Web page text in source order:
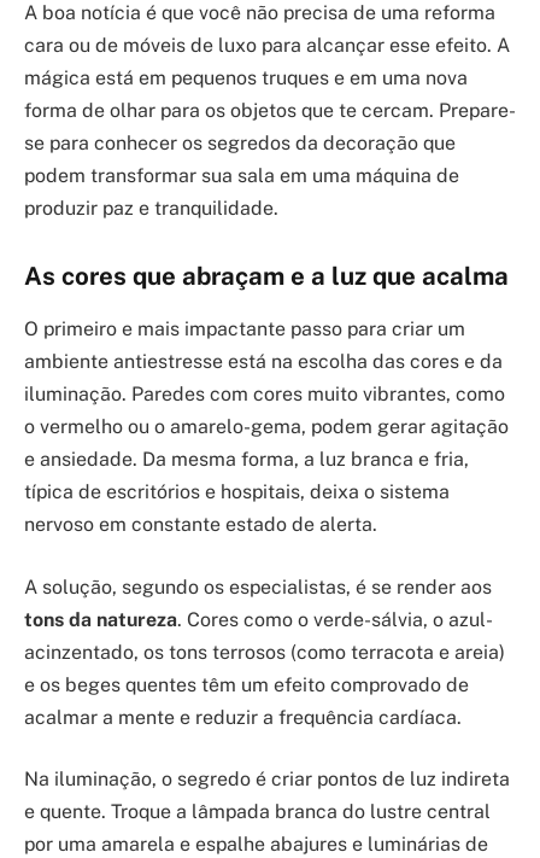
A boa notícia é que você não precisa de uma reforma
cara ou de móveis de luxo para alcançar esse efeito. A
mágica está em pequenos truques e em uma nova
forma de olhar para os objetos que te cercam. Prepare-
se para conhecer os segredos da decoração que
podem transformar sua sala em uma máquina de
produzir paz e tranquilidade.
As cores que abraçam e a luz que acalma
O primeiro e mais impactante passo para criar um
ambiente antiestresse está na escolha das cores e da
iluminação. Paredes com cores muito vibrantes, como
o vermelho ou o amarelo-gema, podem gerar agitação
e ansiedade. Da mesma forma, a luz branca e fria,
típica de escritórios e hospitais, deixa o sistema
nervoso em constante estado de alerta.
A solução, segundo os especialistas, é se render aos
tons da natureza. Cores como o verde-sálvia, o azul-
acinzentado, os tons terrosos (como terracota e areia)
e os beges quentes têm um efeito comprovado de
acalmar a mente e reduzir a frequência cardíaca.
Na iluminação, o segredo é criar pontos de luz indireta
e quente. Troque a lâmpada branca do lustre central
por uma amarela e espalhe abajures e luminárias de